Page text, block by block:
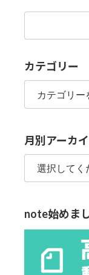
カテゴリー
カ
ゴ
ー
月別アーカ
note始めま